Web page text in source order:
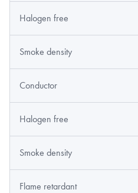
Halogen free
Smoke density
Conductor
Halogen free
Smoke density
Flame retardant